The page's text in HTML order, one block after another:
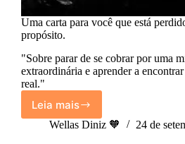
Uma carta para você que está
propósito.
"Sobre parar de se cobrar por uma
extraordinária e aprender a
real."
Leia mais
Uma
carta
Wellas Diniz 🧡 24 de